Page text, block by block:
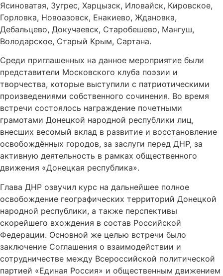
Ясиноватая, Зугрес, Харцызск, Иловайск, Кировское,
Горловка, Новоазовск, Енакиево, Ждановка,
Дебальцево, Докучаевск, Старобешево, Мангуш,
Володарское, Старый Крым, Сартана.
Среди приглашенных на данное мероприятие были
представители Московского клуба поэзии и
творчества, которые выступили с патриотическими
произведениями собственного сочинения. Во время
встречи состоялось награждение почетными
грамотами Донецкой народной республики лиц,
внесших весомый вклад в развитие и восстановление
освобождённых городов, за заслуги перед ДНР, за
активную деятельность в рамках общественного
движения «Донецкая республика».
Глава ДНР озвучил курс на дальнейшее полное
освобождение географических территорий Донецкой
народной республики, а также перспективы
скорейшего вхождения в состав Российской
Федерации. Основной же целью встречи было
заключение Соглашения о взаимодействии и
сотрудничестве между Всероссийской политической
партией «Единая Россия» и общественным движением